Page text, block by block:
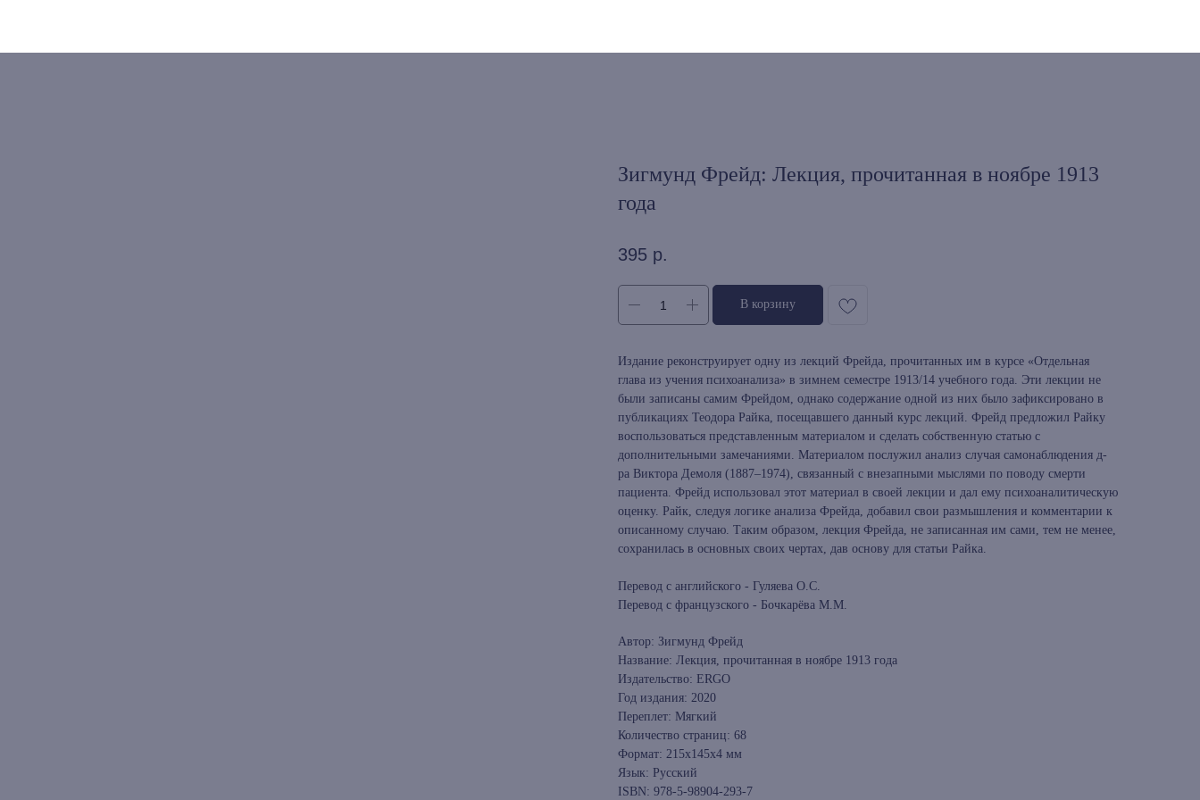
Зигмунд Фрейд: Лекция, прочитанная в ноябре 1913
года
395 р.
В корзину
Издание реконструирует одну из лекций Фрейда, прочитанных им в курсе «Отдельная
глава из учения психоанализа» в зимнем семестре 1913/14 учебного года. Эти лекции не
были записаны самим Фрейдом, однако содержание одной из них было зафиксировано в
публикациях Теодора Райка, посещавшего данный курс лекций. Фрейд предложил Райку
воспользоваться представленным материалом и сделать собственную статью с
дополнительными замечаниями. Материалом послужил анализ случая самонаблюдения д-
ра Виктора Демоля (1887–1974), связанный с внезапными мыслями по поводу смерти
пациента. Фрейд использовал этот материал в своей лекции и дал ему психоаналитическую
оценку. Райк, следуя логике анализа Фрейда, добавил свои размышления и комментарии к
описанному случаю. Таким образом, лекция Фрейда, не записанная им сами, тем не менее,
сохранилась в основных своих чертах, дав основу для статьи Райка.
Перевод с английского - Гуляева О.С.
Перевод с французского - Бочкарёва М.М.
Автор: Зигмунд Фрейд
Название: Лекция, прочитанная в ноябре 1913 года
Издательство: ERGO
Год издания: 2020
Переплет: Мягкий
Количество страниц: 68
Формат: 215x145x4 мм
Язык: Русский
ISBN: 978-5-98904-293-7